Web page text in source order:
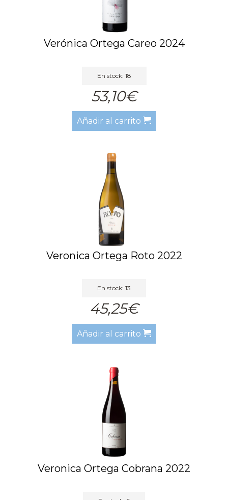
Verónica Ortega Careo 2024
En stock: 18
53,10€
Añadir al carrito
Veronica Ortega Roto 2022
En stock: 13
45,25€
Añadir al carrito
Veronica Ortega Cobrana 2022